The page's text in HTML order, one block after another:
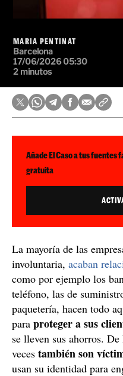
MARIA PENTINAT
Barcelona
17/06/2026 05:30
2 minutos
Añade El Caso a tus fuentes
gratuita
La mayoría de las
involuntaria, acaban
como por ejemplo los
teléfono, las de
paquetería, hacen todo
para proteger a sus
se lleven sus ahorros.
veces también son
usan su identidad para